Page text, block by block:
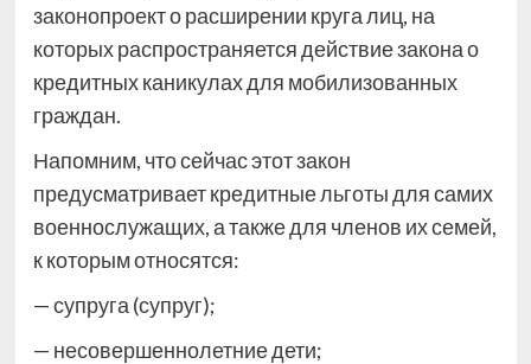
законопроект о расширении круга лиц, на
которых распространяется действие закона о
кредитных каникулах для мобилизованных
граждан.
Напомним, что сейчас этот закон
предусматривает кредитные льготы для самих
военнослужащих, а также для членов их семей,
к которым относятся:
— супруга (супруг);
— несовершеннолетние дети;